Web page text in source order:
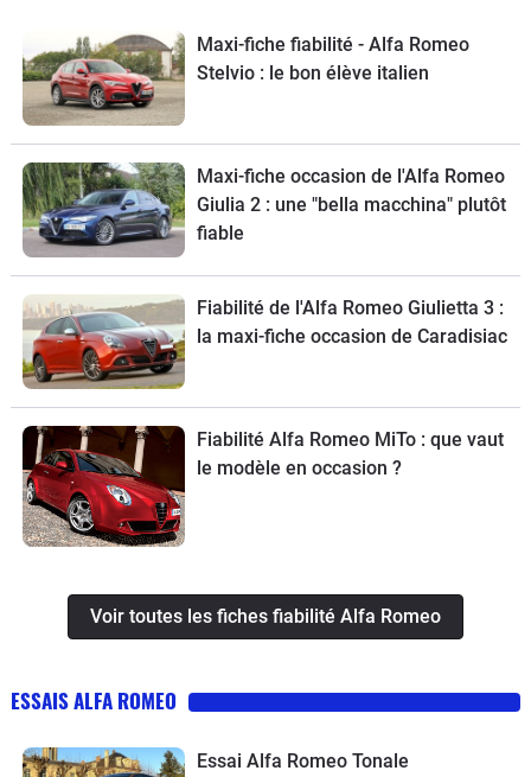
Maxi-fiche fiabilité - Alfa Romeo
Stelvio : le bon élève italien
Maxi-fiche occasion de l'Alfa Romeo
Giulia 2 : une "bella macchina" plutôt
fiable
Fiabilité de l'Alfa Romeo Giulietta 3 :
la maxi-fiche occasion de Caradisiac
Fiabilité Alfa Romeo MiTo : que vaut
le modèle en occasion ?
Voir toutes les fiches fiabilité Alfa Romeo
ESSAIS ALFA ROMEO
Essai Alfa Romeo Tonale